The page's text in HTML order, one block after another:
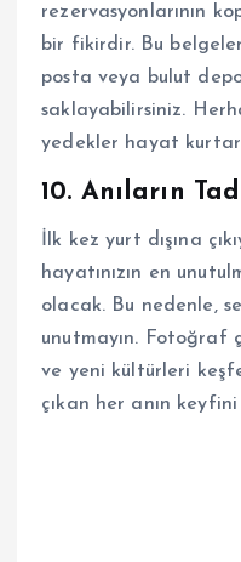
rezervasyonlarının
bir fikirdir. Bu
posta veya bulut
saklayabilirsiniz.
yedekler hayat
10. Anıların
İlk kez yurt dışına
hayatınızın en
olacak. Bu nedenle,
unutmayın. Fotoğraf
ve yeni kültürleri
çıkan her anın keyfini